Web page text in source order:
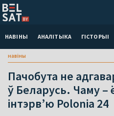
НАВІНЫ АНАЛІТЫКА ГІСТОРЫІ
навіны
Пачобута не
ў Беларусь. Чаму –
інтэрв’ю Polonia 24